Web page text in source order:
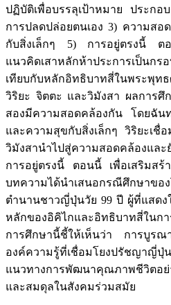
ปฏิบัติเพื่อบรรลุเป้าหมาย ประกอ
การปลดปล่อยตนเอง 3) ความสอ
กับสิ่งเล็กๆ 5) การอยู่ตรงนี้ ต
แนวคิดเสาหลักห้าประการเป็นก
เทียบกับหลักอิทธิบาทสี่ในพระพุท
วิริยะ จิตตะ และวิมังสา ผลการศึ
สองมีความสอดคล้องกัน โดยฉัน
และความสุขกับสิ่งเล็กๆ วิริยะเชื่
วิมังสานำไปสู่ความสอดคล้องแ
การอยู่ตรงนี้ ตอนนี้ เพื่อเสริมสร้า
บทความได้นำเสนอกรณีศึกษาขอ
ตำนานชาวญี่ปุ่นวัย 99 ปี ผู้ที่แสดง
หลักของอิคิไกและอิทธิบาทสี่ในก
การศึกษานี้ชี้ให้เห็นว่า การบูรณ
องค์ความรู้ที่เชื่อมโยงปรัชญาญี่ปุ่
แนวทางการพัฒนาคุณภาพชีวิตอย่
และสมดุลในสังคมร่วมสมัย